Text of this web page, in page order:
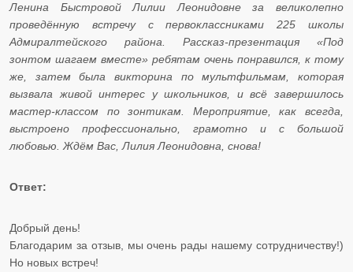
Ленина Быстровой Лилии Леонидовне за великолепно
проведённую встречу с первоклассниками 225 школы
Адмиралтейского района. Рассказ-презентация «Под
зонтом шагаем вместе» ребятам очень понравился, к тому
же, затем была викторина по мультфильмам, которая
вызвала живой интерес у школьников, и всё завершилось
мастер-классом по зонтикам. Мероприятие, как всегда,
выстроено профессионально, грамотно и с большой
любовью. Ждём Вас, Лилия Леонидовна, снова!
Ответ:
Добрый день!
Благодарим за отзыв, мы очень рады нашему сотрудничеству!)
Но новых встреч!